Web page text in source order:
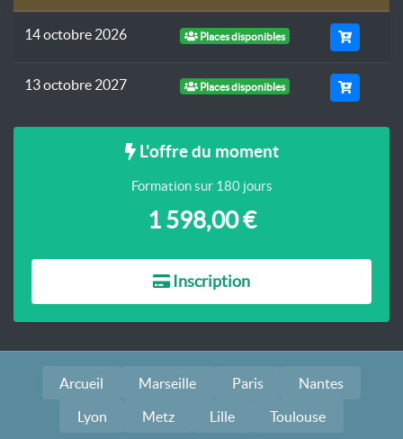
14 octobre 2026 Places disponibles
13 octobre 2027 Places disponibles
L'offre du moment
Formation sur 180 jours
1 598,00 €
Inscription
Arcueil Marseille Paris Nantes
Lyon Metz Lille Toulouse